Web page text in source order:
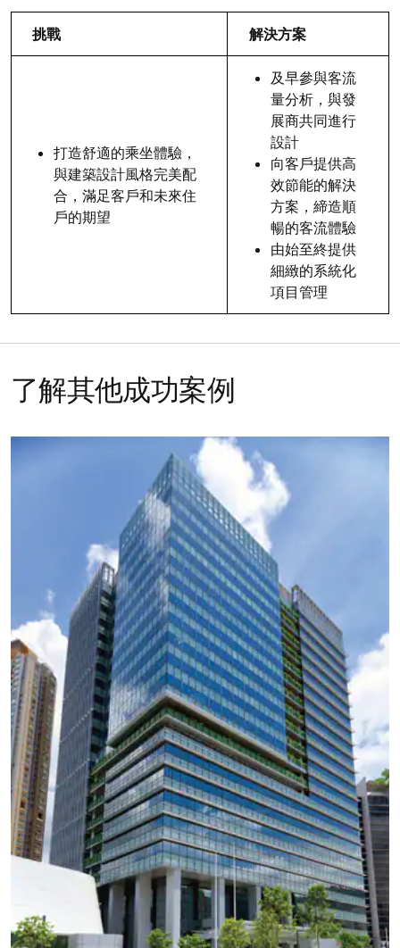
挑戰 解決方案
打造舒適的乘坐體驗，
與建築設計風格完美配
合，滿足客戶和未來住
戶的期望
及早參與客流
量分析，與發
展商共同進行
設計
向客戶提供高
效節能的解決
方案，締造順
暢的客流體驗
由始至終提供
細緻的系統化
項目管理
了解其他成功案例